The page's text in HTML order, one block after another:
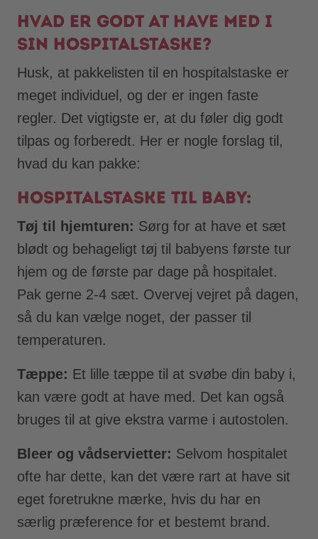
Hvad er godt at have med i
sin hospitalstaske?
Husk, at pakkelisten til en hospitalstaske er
meget individuel, og der er ingen faste
regler. Det vigtigste er, at du føler dig godt
tilpas og forberedt. Her er nogle forslag til,
hvad du kan pakke:
Hospitalstaske til baby:
Tøj til hjemturen: Sørg for at have et sæt
blødt og behageligt tøj til babyens første tur
hjem og de første par dage på hospitalet.
Pak gerne 2-4 sæt. Overvej vejret på dagen,
så du kan vælge noget, der passer til
temperaturen.
Tæppe: Et lille tæppe til at svøbe din baby i,
kan være godt at have med. Det kan også
bruges til at give ekstra varme i autostolen.
Bleer og vådservietter: Selvom hospitalet
ofte har dette, kan det være rart at have sit
eget foretrukne mærke, hvis du har en
særlig præference for et bestemt brand.